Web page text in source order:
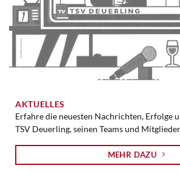
AKTUELLES
Erfahre die neuesten Nachrichten, Erfolge
TSV Deuerling, seinen Teams und
MEHR DAZU